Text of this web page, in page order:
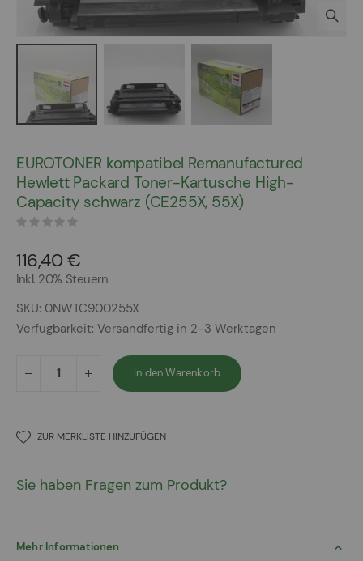
der
Bildergalerie
springen
EUROTONER kompatibel Remanufactured
Hewlett Packard Toner-Kartusche High-
Capacity schwarz (CE255X, 55X)
116,40 €
Inkl. 20% Steuern
SKU 0NWTC900255X
Verfügbarkeit: Versandfertig in 2-3 Werktagen
In den Warenkorb
ZUR MERKLISTE HINZUFÜGEN
Sie haben Fragen zum Produkt?
Mehr Informationen